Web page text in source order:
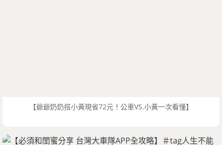
【爺爺奶奶搭小黃現省72元！公車VS.小黃一次看懂】